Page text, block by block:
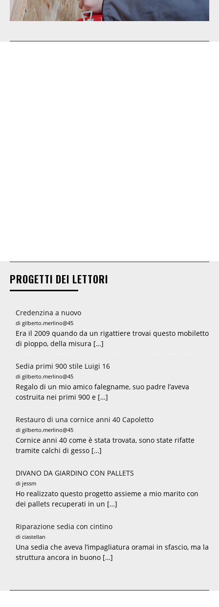
PROGETTI DEI LETTORI
Credenzina a nuovo
di gilberto.merlino@45
Era il 2009 quando da un rigattiere trovai questo mobiletto
di pioppo, della misura […]
Sedia primi 900 stile Luigi 16
di gilberto.merlino@45
Regalo di un mio amico falegname, suo padre l’aveva
costruita nei primi 900 e […]
Restauro di una cornice anni 40 Capoletto
di gilberto.merlino@45
Cornice anni 40 come è stata trovata, sono state rifatte
tramite calchi di gesso […]
DIVANO DA GIARDINO CON PALLETS
di jessm
Ho realizzato questo progetto assieme a mio marito con
dei pallets recuperati in un […]
Riparazione sedia con cintino
di ciastellan
Una sedia che aveva l’impagliatura oramai in sfascio, ma la
struttura ancora in buono […]